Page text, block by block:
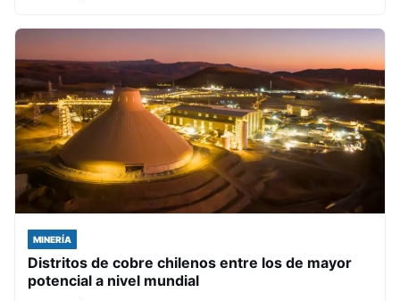
MINERÍA
Distritos de cobre chilenos entre los de mayor
potencial a nivel mundial